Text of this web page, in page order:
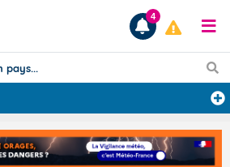
Prévisions
4